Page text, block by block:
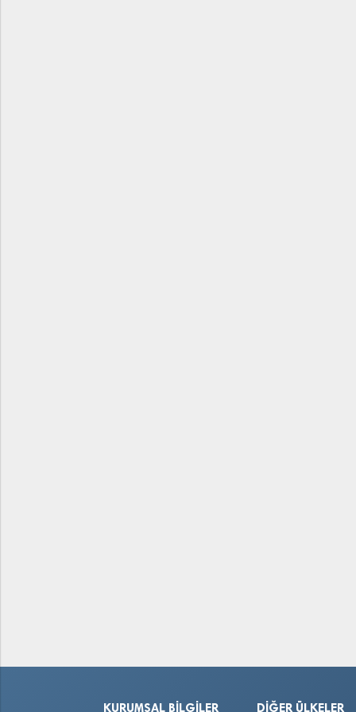
KURUMSAL BILGILER DIĞER ÜLKELER